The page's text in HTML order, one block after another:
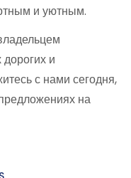
и уютным.
и
с нами сегодня,
на